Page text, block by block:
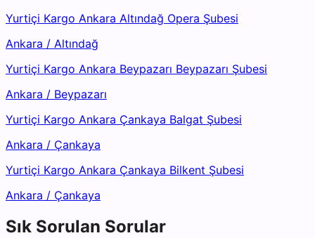
Yurtiçi Kargo Ankara Altındağ Opera Şubesi
Ankara / Altındağ
Yurtiçi Kargo Ankara Beypazarı Beypazarı Şubesi
Ankara / Beypazarı
Yurtiçi Kargo Ankara Çankaya Balgat Şubesi
Ankara / Çankaya
Yurtiçi Kargo Ankara Çankaya Bilkent Şubesi
Ankara / Çankaya
Sık Sorulan Sorular